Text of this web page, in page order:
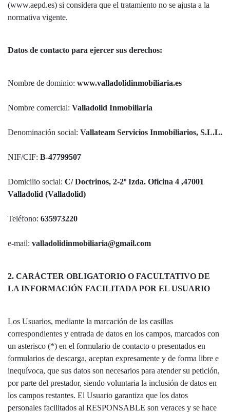
(www.aepd.es) si considera que el tratamiento no se ajusta a la
normativa vigente.
Datos de contacto para ejercer sus derechos:
Nombre de dominio: www.valladolidinmobiliaria.es
Nombre comercial: Valladolid Inmobiliaria
Denominación social: Vallateam Servicios Inmobiliarios, S.L.L.
NIF/CIF: B-47799507
Domicilio social: C/ Doctrinos, 2-2º Izda. Oficina 4 ,47001
Valladolid (Valladolid)
Teléfono: 635973220
e-mail: valladolidinmobiliaria@gmail.com
2. CARÁCTER OBLIGATORIO O FACULTATIVO DE
LA INFORMACIÓN FACILITADA POR EL USUARIO
Los Usuarios, mediante la marcación de las casillas
correspondientes y entrada de datos en los campos, marcados con
un asterisco (*) en el formulario de contacto o presentados en
formularios de descarga, aceptan expresamente y de forma libre e
inequívoca, que sus datos son necesarios para atender su petición,
por parte del prestador, siendo voluntaria la inclusión de datos en
los campos restantes. El Usuario garantiza que los datos
personales facilitados al RESPONSABLE son veraces y se hace